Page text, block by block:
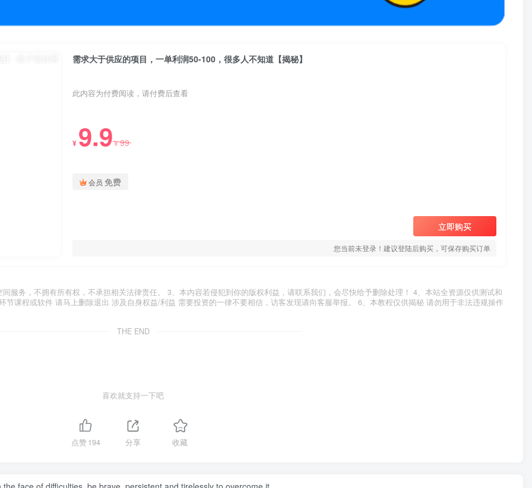
需求大于供应的项目，一单利润50-100，很多人不知道【揭秘】
此内容为付费阅读，请付费后查看
¥ 9.9¥99
会员 免费
立即购买
您当前未登录！建议登陆后购买，可保存购买订单
服务，不拥有所有权，不承担相关法律责任。 3、本内容若侵犯到你的版权利益，请联系我们，会尽快给予删除处理！ 4、本站全资源仅供测试和
课程或软件 请马上删除退出 涉及自身权益/利益 需要投资的一律不要相信，访客发现请向客服举报。 6、本教程仅供揭秘 请勿用于非法违规操作
THE END
喜欢就支持一下吧
点赞194 分享 收藏